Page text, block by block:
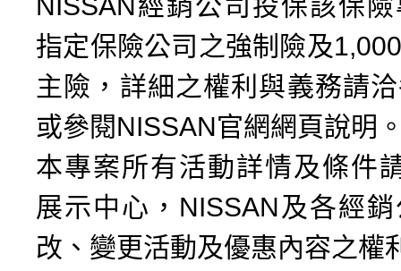
指定保險公司之強制險及
主險，詳細之權利與義務請
或參閱NISSAN官網網頁說明
本專案所有活動詳情及條件
展示中心，NISSAN及各經
改、變更活動及優惠內容之權